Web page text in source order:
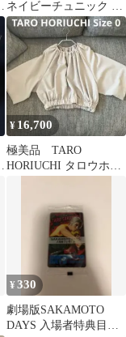
ネイビーチュニック 半
袖 ウエストリボン
¥ 16,700
極美品 TARO
HORIUCHI タロウホリ
¥330
劇場版SAKAMOTO
DAYS 入場者特典目黒